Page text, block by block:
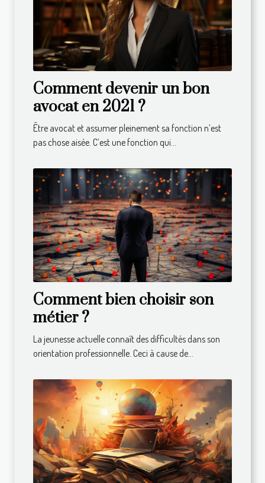
Comment devenir un bon
avocat en 2021 ?
Être avocat et assumer pleinement sa fonction n’est
pas chose aisée. C’est une fonction qui...
Comment bien choisir son
métier ?
La jeunesse actuelle connaît des difficultés dans son
orientation professionnelle. Ceci à cause de...